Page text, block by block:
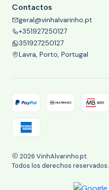
Contactos
geral@vinhalvarinho.pt
+351927250127
351927250127
Lavra, Porto, Portugal
2026 VinhAlvarinho.pt.
Todos los derechos reservados.